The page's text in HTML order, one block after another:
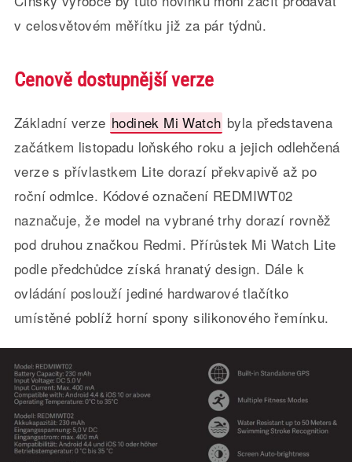
v celosvětovém měřítku již za pár týdnů.
Cenově dostupnější verze
Základní verze hodinek Mi Watch byla představena
začátkem listopadu loňského roku a jejich odlehčená
verze s přívlastkem Lite dorazí překvapivě až po
roční odmlce. Kódové označení REDMIWT02
naznačuje, že model na vybrané trhy dorazí rovněž
pod druhou značkou Redmi. Přírůstek Mi Watch Lite
podle předchůdce získá hranatý design. Dále k
ovládání poslouží jediné hardwarové tlačítko
umístěné poblíž horní spony silikonového řemínku.